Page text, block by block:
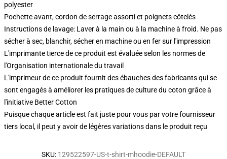
polyester
Pochette avant, cordon de serrage assorti et poignets côtelés
Instructions de lavage: Laver à la main ou à la machine à froid. Ne pas
sécher à sec, blanchir, sécher en machine ou en fer sur l'impression
L'imprimante tierce de ce produit est évaluée selon les normes de
l'Organisation internationale du travail
L'imprimeur de ce produit fournit des ébauches des fabricants qui se
sont engagés à améliorer les pratiques de culture du coton grâce à
l'initiative Better Cotton
Puisque chaque article est fait juste pour vous par votre fournisseur
tiers local, il peut y avoir de légères variations dans le produit reçu
SKU: 129522597-US-t-shirt-mhoodie-DEFAULT